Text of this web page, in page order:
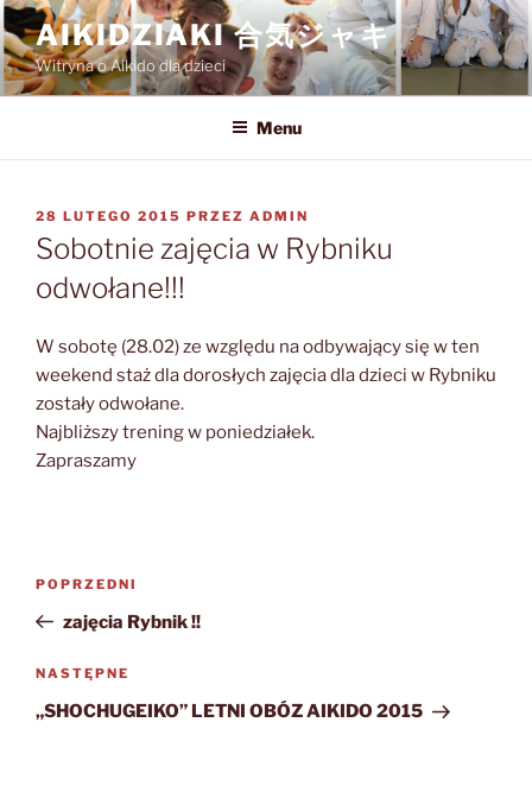
Przejdź
do
treści
AIKIDZIAKI 合気ジャキ
Witryna o Aikido dla dzieci
Menu
OPUBLIKOWANE
W
28 LUTEGO 2015 PRZEZ ADMIN
Sobotnie zajęcia w Rybniku
odwołane!!!
W sobotę (28.02) ze względu na odbywający się w ten
weekend staż dla dorosłych zajęcia dla dzieci w Rybniku
zostały odwołane.
Najbliższy trening w poniedziałek.
Zapraszamy
Poprzedni
wpis
POPRZEDNI
zajęcia Rybnik !!
Następny
wpis
NASTĘPNE
„SHOCHUGEIKO” LETNI OBÓZ AIKIDO 2015